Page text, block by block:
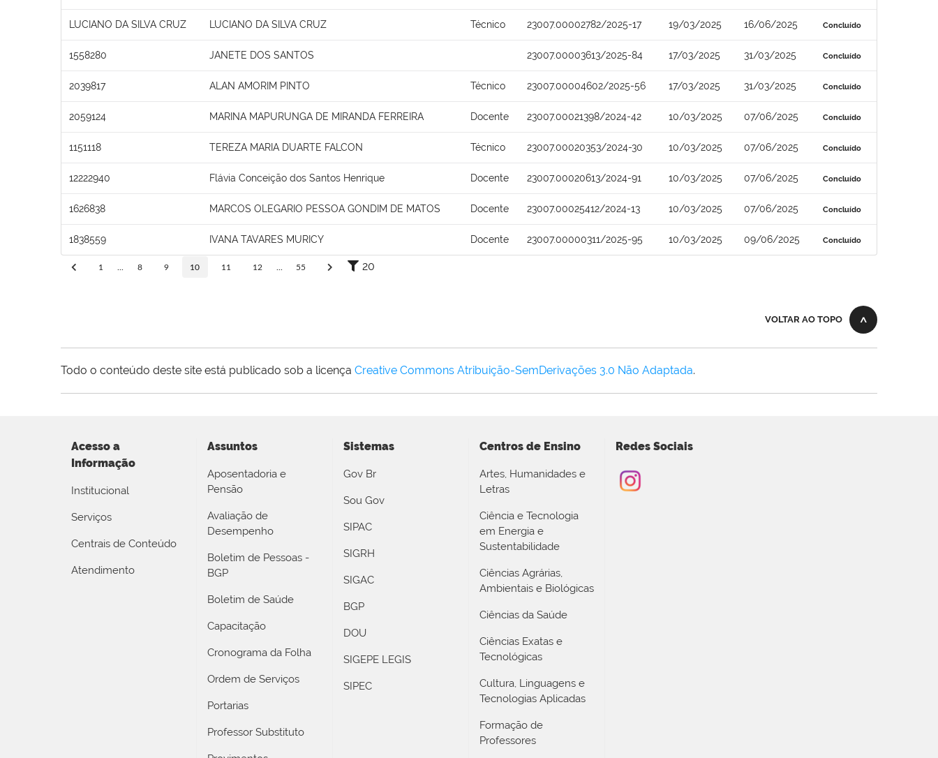
LUCIANO DA SILVA CRUZ LUCIANO DA SILVA CRUZ Técnico 23007.00002782/2025-17 19/03/2025 16/06/2025 Concluído
1558280 JANETE DOS SANTOS 23007.00003613/2025-84 17/03/2025 31/03/2025 Concluído
2039817 ALAN AMORIM PINTO Técnico 23007.00004602/2025-56 17/03/2025 31/03/2025 Concluído
2059124 MARINA MAPURUNGA DE MIRANDA FERREIRA Docente 23007.00021398/2024-42 10/03/2025 07/06/2025 Concluído
1151118 TEREZA MARIA DUARTE FALCON Técnico 23007.00020353/2024-30 10/03/2025 07/06/2025 Concluído
12222940 Flávia Conceição dos Santos Henrique Docente 23007.00020613/2024-91 10/03/2025 07/06/2025 Concluído
1626838 MARCOS OLEGARIO PESSOA GONDIM DE MATOS Docente 23007.00025412/2024-13 10/03/2025 07/06/2025 Concluído
1838559 IVANA TAVARES MURICY Docente 23007.00000311/2025-95 10/03/2025 09/06/2025 Concluído
1 8 9 10 11 12 55 20
VOLTAR AO TOPO
Todo o conteúdo deste site está publicado sob a licença Creative Commons Atribuição-SemDerivações 3.0 Não Adaptada.
Acesso a
Informação
Institucional
Serviços
Centrais de Conteúdo
Atendimento
Assuntos
Aposentadoria e
Pensão
Avaliação de
Desempenho
Boletim de Pessoas -
BGP
Boletim de Saúde
Capacitação
Cronograma da Folha
Ordem de Serviços
Portarias
Professor Substituto
Sistemas
Gov Br
Sou Gov
SIPAC
SIGRH
SIGAC
BGP
DOU
SIGEPE LEGIS
SIPEC
Centros de Ensino
Artes, Humanidades e
Letras
Ciência e Tecnologia
em Energia e
Sustentabilidade
Ciências Agrárias,
Ambientais e Biológicas
Ciências da Saúde
Ciências Exatas e
Tecnológicas
Cultura, Linguagens e
Tecnologias Aplicadas
Formação de
Professores
Redes Sociais